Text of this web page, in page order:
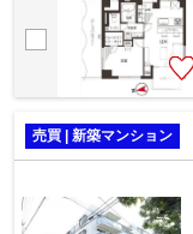
売買 | 新築マンション